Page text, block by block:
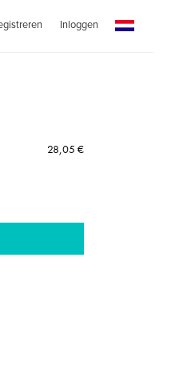
Inloggen
28,05 €